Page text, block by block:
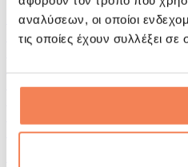
αναλύσεων, οι οποίοι
τις οποίες έχουν συλλέξει
Αξεσουάρ με βάση τη
Tρέξιμο
Γιόγκα & Πιλάτες
Πεζοπορία